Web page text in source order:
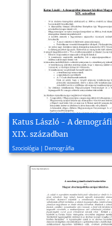
Katus László - A
XIX. században
Szociológia | Demográfia
2005, 3 oldal